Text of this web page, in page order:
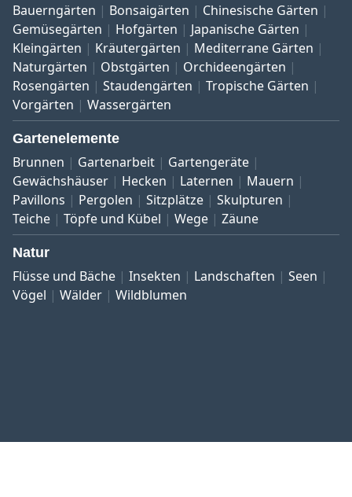
Bauerngärten Bonsaigärten
Chinesische Gärten
Gemüsegärten
Hofgärten
Japanische Gärten
Kleingärten
Kräutergärten
Mediterrane Gärten
Naturgärten
Obstgärten
Orchideengärten
Rosengärten
Staudengärten
Tropische Gärten
Vorgärten
Wassergärten
Gartenelemente
Brunnen Gartenarbeit
Gartengeräte
Gewächshäuser
Hecken Laternen
Mauern
Pavillons
Pergolen Sitzplätze
Skulpturen
Teiche
Töpfe und Kübel Wege Zäune
Natur
Flüsse und Bäche Insekten Landschaften
Seen
Vögel
Wälder Wildblumen